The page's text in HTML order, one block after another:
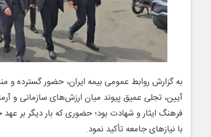
به گزارش روابط عمومی بیمه ایران، حضور گسترده و
آیین، تجلی عمیق پیوند میان ارزش‌های سازمانی و
فرهنگ ایثار و شهادت بود؛ حضوری که بار دیگر بر
با نیازهای جامعه تأکید نمود.